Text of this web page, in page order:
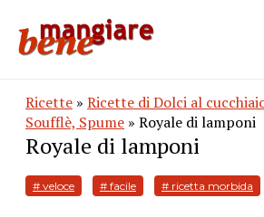
Ricette » Ricette di Dolci al
Soufflè, Spume » Royale di lamponi
Royale di lamponi
# veloce # facile # ricetta morbida